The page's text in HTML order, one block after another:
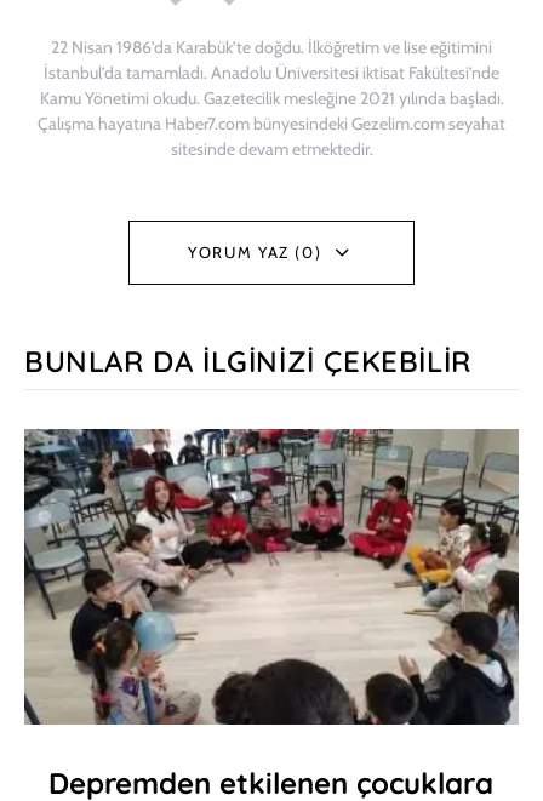
22 Nisan 1986’da Karabük’te doğdu. İlköğretim ve lise eğitimini
İstanbul’da tamamladı. Anadolu Üniversitesi iktisat Fakültesi’nde
Kamu Yönetimi okudu. Gazetecilik mesleğine 2021 yılında başladı.
Çalışma hayatına Haber7.com bünyesindeki Gezelim.com seyahat
sitesinde devam etmektedir.
YORUM YAZ (0)
BUNLAR DA İLGINIZI ÇEKEBILIR
Depremden etkilenen çocuklara